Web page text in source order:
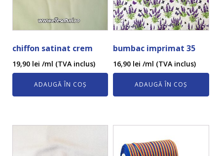
chiffon satinat crem
19,90 lei /ml (TVA inclus)
ADAUGĂ ÎN COȘ
bumbac imprimat 35
16,90 lei /ml (TVA inclus)
ADAUGĂ ÎN COȘ